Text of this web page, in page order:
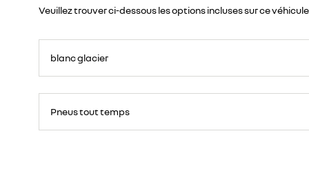
Veuillez trouver ci-dessous les options incluses sur ce véhicule
blanc glacier
Pneus tout temps